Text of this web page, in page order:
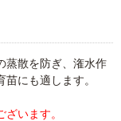
蒸散を防ぎ、潅水作
にも適します。
います。